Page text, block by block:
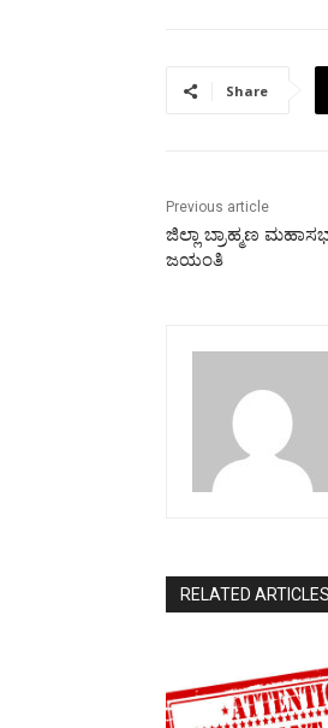
Share
Previous article
ಜಿಲ್ಲಾ‌ ಬ್ರಾಹ್ಮಣ
ಜಯಂತಿ
RELATED ARTICLES